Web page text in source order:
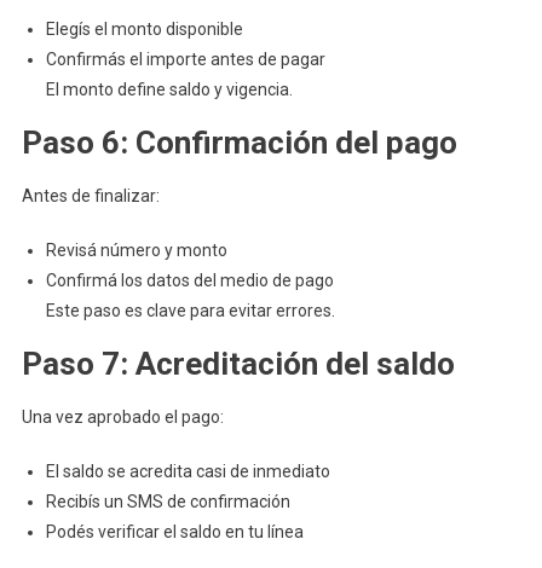
Elegís el monto disponible
Confirmás el importe antes de pagar
El monto define saldo y vigencia.
Paso 6: Confirmación del pago
Antes de finalizar:
Revisá número y monto
Confirmá los datos del medio de pago
Este paso es clave para evitar errores.
Paso 7: Acreditación del saldo
Una vez aprobado el pago:
El saldo se acredita casi de inmediato
Recibís un SMS de confirmación
Podés verificar el saldo en tu línea